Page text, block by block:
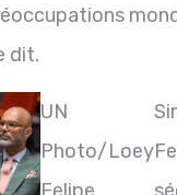
dit.
UN
Photo/Loey